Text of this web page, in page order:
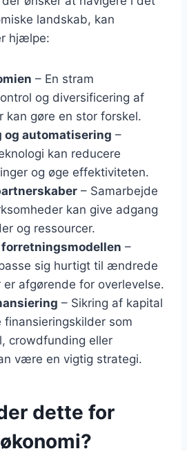
landskab, kan
hjælpe:
– En stram
og diversificering af
gøre en stor forskel.
og automatisering –
kan reducere
og øge effektiviteten.
– Samarbejde
kan give adgang
og ressourcer.
–
sig hurtigt til ændrede
er afgørende for overlevelse.
– Sikring af kapital
finansieringskilder som
crowdfunding eller
være en vigtig strategi.
dette for